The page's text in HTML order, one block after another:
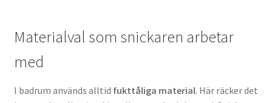
Materialval som snickaren arbetar
med
I badrum används alltid fukttåliga material. Här räcker det